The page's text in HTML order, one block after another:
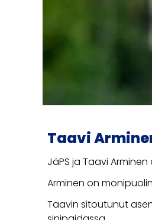
Taavi
JäPS ja Taavi
Arminen on
Taavin sitoutunut